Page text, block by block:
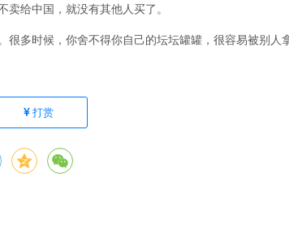
给中国，就没有其他人买了。
多时候，你舍不得你自己的坛坛罐罐，很容易被别人拿
打赏